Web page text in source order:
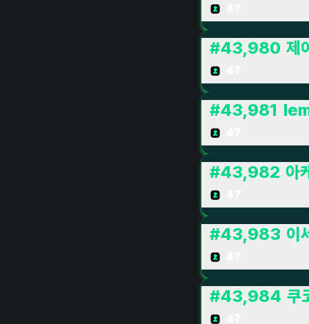
#43,980 제
#43,981
#43,982 아
#43,983 이
#43,984 쿠